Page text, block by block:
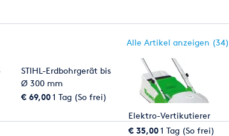
Alle Artikel anzeigen (34)
STIHL-Erdbohrgerät bis
Ø 300 mm
€ 69,001 Tag (So frei)
Elektro-Vertikutierer
€ 35,001 Tag (So frei)